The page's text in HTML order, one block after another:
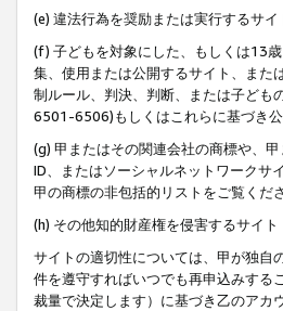
(e) 違法行為を奨励または実行するサイ
(f) 子どもを対象にした、もしくは13
集、使用または公開するサイト、また
制ルール、判決、判断、または子ども
6501-6506)もしくはこれらに基づき
(g) 甲またはその関連会社の商標や、
ID、またはソーシャルネットワークサ
甲の商標の非包括的リストをご覧くだ
(h) その他知的財産権を侵害するサイト
サイトの適切性については、甲が独自
件を遵守すればいつでも再申込みする
裁量で決定します）に基づき乙のアカ